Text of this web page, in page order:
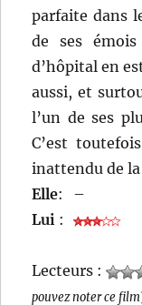
parfaite dans
de ses
d’hôpital en
aussi, et
l’un de ses
C’est
inattendu de
Elle:
–
Lui :
Lecteurs :
pouvez noter ce film